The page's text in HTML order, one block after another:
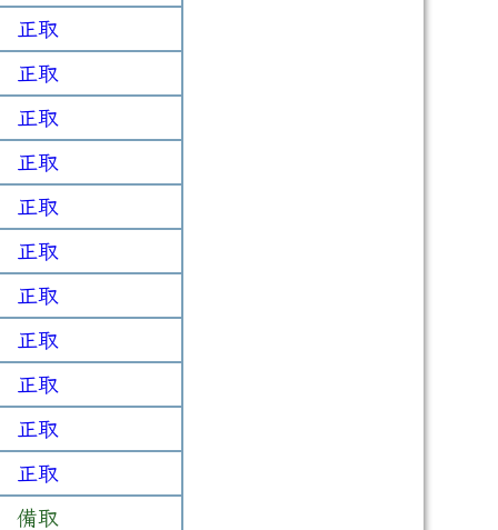
正取
正取
正取
正取
正取
正取
正取
正取
正取
正取
正取
備取